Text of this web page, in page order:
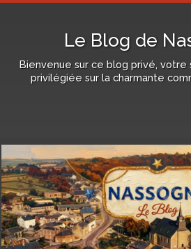
Le Blog de
Bienvenue sur ce blog privé, votre
privilégiée sur la charmante